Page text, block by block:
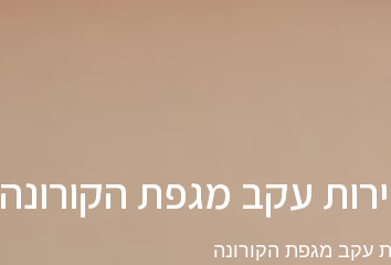
עקב מגפת הקורונה
עקב מגפת הקורונה